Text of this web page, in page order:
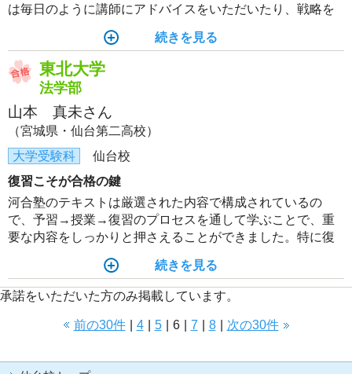
は毎日のように講師にアドバイスをいただいたり、戦略を
て支えていただいたおかげで、合格をつかめました。
続きを見る
東北大学
法学部
山本 真未さん
（宮城県・仙台第二高校）
大学受験科
仙台校
復習こそが合格の鍵
河合塾のテキストは厳選された内容で構成されているの
で、予習→授業→復習のプロセスを通して学ぶことで、重
要な内容をしっかりと押さえることができました。特に復
とができたと思います。
続きを見る
承諾をいただいた方のみ掲載しています。
前の30件 4 5 6 7 8 次の30件